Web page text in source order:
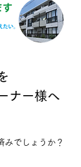
ナー様へ
みでしょうか？